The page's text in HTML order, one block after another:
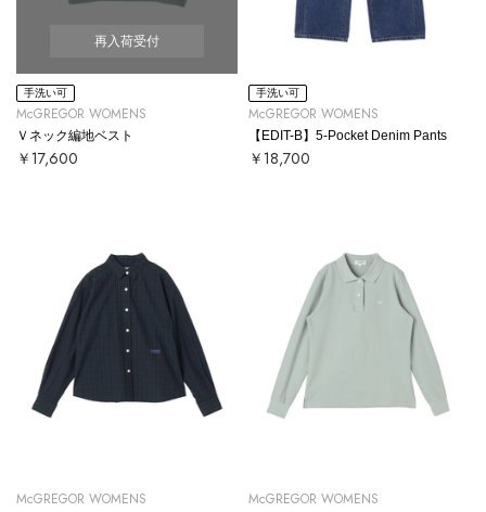
再入荷受付
手洗い可
McGREGOR WOMENS
Ｖネック編地ベスト
￥17,600
手洗い可
McGREGOR WOMENS
【EDIT-B】5-Pocket Denim Pants
￥18,700
McGREGOR WOMENS McGREGOR WOMENS